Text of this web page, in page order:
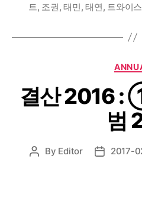
트, 조권,태민,태연, 트와이스
결산 2016 :
범
Post
By Editor
Post2017-